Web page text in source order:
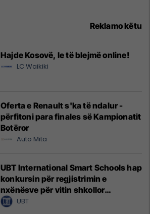
Reklamo këtu
Hajde Kosovë, le të blejmë online!
LC Waikiki
Oferta e Renault s'ka të ndalur -
përfitoni para finales së Kampionatit
Botëror
Auto Mita
UBT International Smart Schools hap
konkursin për regjistrimin e
nxënësve për vitin shkollor
2026/2027
UBT